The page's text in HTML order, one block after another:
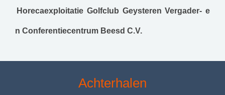
Horecaexploitatie Golfclub Geysteren Vergader- e
n Conferentiecentrum Beesd C.V.
Achterhalen